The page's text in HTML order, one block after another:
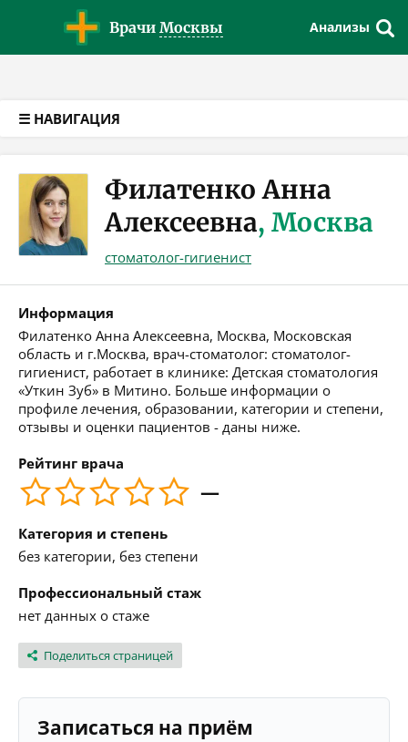
Врачи Москвы Анализы
☰ НАВИГАЦИЯ
Филатенко Анна
Алексеевна, Москва
стоматолог-гигиенист
Информация
Филатенко Анна Алексеевна, Москва, Московская
область и г.Москва, врач-стоматолог: стоматолог-
гигиенист, работает в клинике: Детская стоматология
«Уткин Зуб» в Митино. Больше информации о
профиле лечения, образовании, категории и степени,
отзывы и оценки пациентов - даны ниже.
Рейтинг врача
—
Категория и степень
без категории, без степени
Профессиональный стаж
нет данных о стаже
Поделиться страницей
Записаться на приём